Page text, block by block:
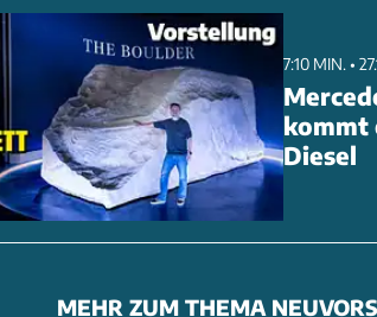
7:10 MIN. •
kommt
Diesel
MEHR ZUM THEMA